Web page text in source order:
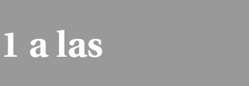
a las